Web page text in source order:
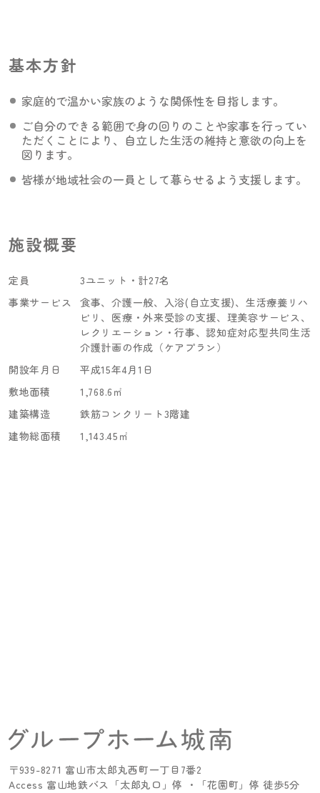
基本方針
家庭的で温かい家族のような関係性を目指します。
ご自分のできる範囲で身の回りのことや家事を行ってい
ただくことにより、自立した生活の維持と意欲の向上を
図ります。
皆様が地域社会の一員として暮らせるよう支援します。
施設概要
定員
3ユニット・計27名
事業サービス
食事、介護一般、入浴(自立支援)、生活療養リハ
ビリ、医療・外来受診の支援、理美容サービス、
レクリエーション・行事、認知症対応型共同生活
介護計画の作成（ケアプラン）
開設年月日
平成15年4月1日
敷地面積
1,768.6㎡
建築構造
鉄筋コンクリート3階建
建物総面積
1,143.45㎡
〒939-8271 富山市太郎丸西町一丁目7番2
Access 富山地鉄バス「太郎丸口」停 ・
「花園町」停 徒歩5分